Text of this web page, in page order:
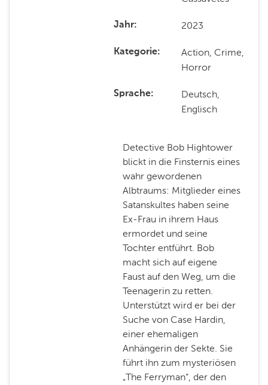
Jahr 2023
Kategorie
Action, Crime,
Horror
Sprache
Deutsch,
Englisch
Detective Bob Hightower
blickt in die Finsternis eines
wahr gewordenen
Albtraums: Mitglieder eines
Satanskultes haben seine
Ex-Frau in ihrem Haus
ermordet und seine
Tochter entführt. Bob
macht sich auf eigene
Faust auf den Weg, um die
Teenagerin zu retten.
Unterstützt wird er bei der
Suche von Case Hardin,
einer ehemaligen
Anhängerin der Sekte. Sie
führt ihn zum mysteriösen
„The Ferryman“, der den